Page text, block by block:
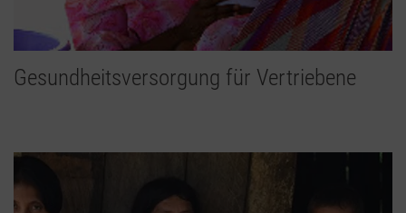
Gesundheitsversorgung für Vertriebene